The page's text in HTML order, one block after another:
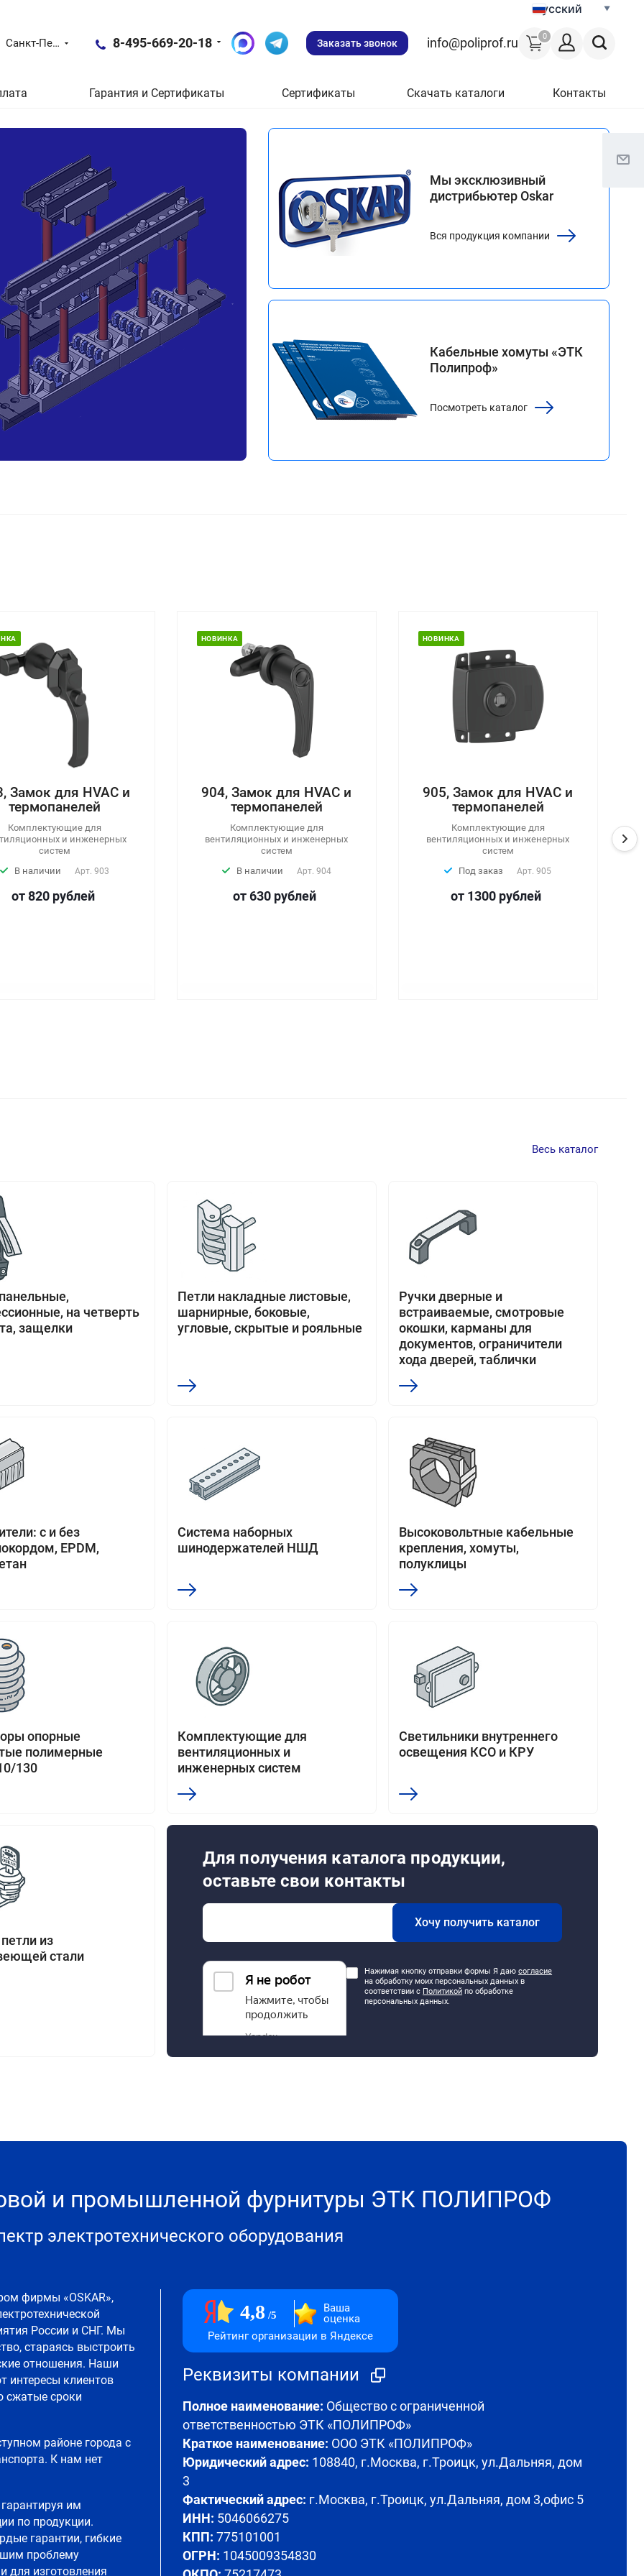
Русский
0
Санкт-Петербург 8-495-669-20-18 Заказать звонок info@poliprof.ru
Гарантия и Сертификаты Сертификаты Скачать каталоги Контакты
Новые поступления
Электронные
замки
Перейти в каталог
Мы эксклюзивный
дистрибьютер Oskar
Вся продукция компании
Кабельные хомуты «ЭТК
Полипроф»
Посмотреть каталог
, ЗАМОК - РУЧКА
,
замки - ручки без
механизма для тяг
Ожидается
Арт.061
от 1200рублей
НОВИНКА
402-12 Уплотнитель
армированный с
металлокордом
Уплотнитель с металлокордом
руб лей
НОВИНКА
LS019-2 PF , Ручка
промышленная для
выдвижных блоков
L=100мм
Ручки для шкафов, Фурнитура для
распределительных шкафов
В наличии
Арт.LS 019-2 PF
Весь каталог
на четверть
защелки
Петли накладные листовые,
шарнирные, боковые,
угловые, скрытые и рояльные
Ручки дверные и
встраиваемые, смотровые
окошки, карманы для
документов, ограничители
хода дверей, таблички
с и без
EPDM,
Система наборных
шинодержателей НШД
Высоковольтные кабельные
крепления, хомуты,
полуклицы
опорные
полимерные
130
Комплектующие для
вентиляционных и
инженерных систем
Светильники внутреннего
освещения КСО и КРУ
из
стали
Для получения каталога продукции,
оставьте свои контакты
Хочу получить каталог
Нажимая кнопку отправки формы Я даюсогласие
на обработку моих персональных данных в
соответствии с Политикой по обработке
персональных данных.
и промышленной фурнитуры ЭТК ПОЛИПРОФ
электротехнического оборудования
фирмы «OSKAR»,
России и СНГ. Мы
стараясь выстроить
отношения. Наши
интересы клиентов
сжатые сроки
районе города с
К нам нет
им
по продукции.
гарантии, гибкие
проблему
для изготовления
4,8 5
Ваша
оценка
Рейтинг организации в Яндексе
Реквизиты компании
Полное наименование: Общество с ограниченной
ответственностью ЭТК «ПОЛИПРОФ»
Краткое наименование: ООО ЭТК «ПОЛИПРОФ»
Юридический адрес: 108840, г.Москва, г.Троицк, ул.Дальняя, дом
3
Фактический адрес: г.Москва, г.Троицк, ул.Дальняя, дом 3,офис 5
ИНН: 5046066275
КПП: 775101001
ОГРН: 1045009354830